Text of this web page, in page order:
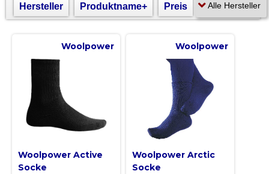
Hersteller Produktname+ Preis
Woolpower
Woolpower Active
Socke
Woolpower
Woolpower Arctic
Socke